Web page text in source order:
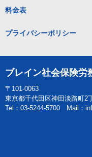
料金表
プライバシーポリシー
ブレイン社会保険労
〒101-0063
東京都千代田区神田淡路町
Tel：03-5244-5700 Mail：